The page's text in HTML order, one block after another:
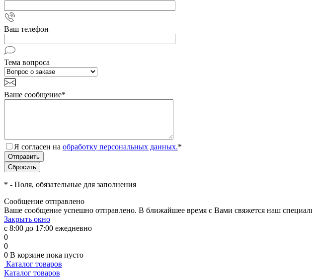
Ваш телефон
Тема вопроса
Ваше сообщение*
Я согласен на обработку персональных данных.*
* - Поля, обязательные для заполнения
Сообщение отправлено
Ваше сообщение успешно отправлено. В ближайшее время с Вами свяжется наш
Закрыть окно
с 8:00 до 17:00 ежедневно
0
0
0 В корзине пока пусто
Каталог товаров
Каталог товаров